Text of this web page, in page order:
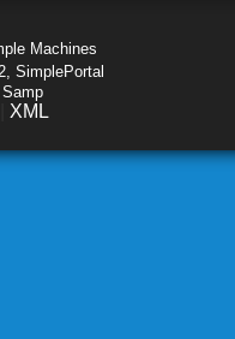
Machines
SimplePortal
XML